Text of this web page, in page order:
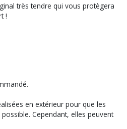
très tendre qui vous protègera
!
en extérieur pour que les
Cependant, elles peuvent